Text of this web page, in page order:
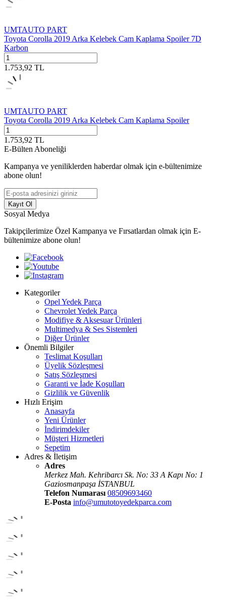
UMTAUTO PART
Toyota Corolla 2019 Arka Kelebek Cam Kaplama Spoiler 7D
Karbon
1.753,92 TL
UMTAUTO PART
Toyota Corolla 2019 Arka Kelebek Cam Kaplama Spoiler
1.753,92 TL
E-Bülten Aboneliği
Kampanya ve yeniliklerden haberdar olmak için e-bültenimize
abone olun!
Kayıt Ol
Sosyal Medya
Takipçilerimize Özel Kampanya ve Fırsatlardan olmak için E-
bültenimize abone olun!
Kategoriler
Opel Yedek Parça
Chevrolet Yedek Parça
Modifiye & Aksesuar Ürünleri
Multimedya & Ses Sistemleri
Diğer Ürünler
Önemli Bilgiler
Teslimat Koşulları
Üyelik Sözleşmesi
Satış Sözleşmesi
Garanti ve İade Koşulları
Gizlilik ve Güvenlik
Hızlı Erişim
Anasayfa
Yeni Ürünler
İndirimdekiler
Müşteri Hizmetleri
Sepetim
Adres & İletişim
Adres
Merkez Mah. Kehribarcı Sk. No: 33 A Kapı No: 1
Gaziosmanpaşa İSTANBUL
Telefon Numarası 08509693460
E-Posta info@umutotoyedekparca.com